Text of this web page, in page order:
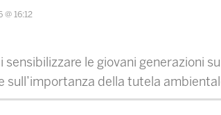
16:12
sensibilizzare le giovani generazioni
sull’importanza della tutela